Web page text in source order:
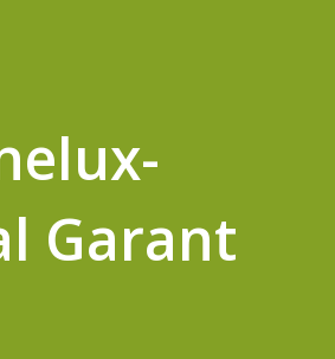
Garant